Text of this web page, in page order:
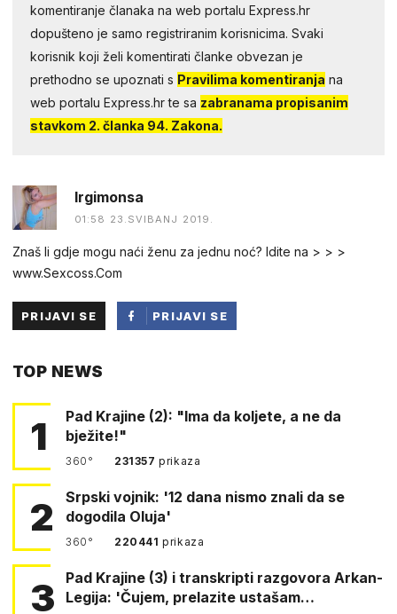
komentiranje članaka na web portalu Express.hr
dopušteno je samo registriranim korisnicima. Svaki
korisnik koji želi komentirati članke obvezan je
prethodno se upoznati s Pravilima komentiranja na
web portalu Express.hr te sa zabranama propisanim
stavkom 2. članka 94. Zakona.
Irgimonsa
01:58 23.SVIBANJ 2019.
Znaš li gdje mogu naći ženu za jednu noć? Idite na > > >
www.Sexcoss.Com
PRIJAVI SE
PRIJAVI SE
TOP NEWS
1
Pad Krajine (2): "Ima da koljete, a ne da
bježite!"
360° 231357prikaza
2
Srpski vojnik: '12 dana nismo znali da se
dogodila Oluja'
360° 220441prikaza
3
Pad Krajine (3) i transkripti razgovora Arkan-
Legija: 'Čujem, prelazite ustašam…